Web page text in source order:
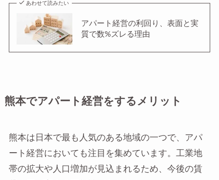
あわせて読みたい
アパート経営の利回り、表面と実
質で数%ズレる理由
熊本でアパート経営をするメリット
熊本は日本で最も人気のある地域の一つで、アパ
ート経営においても注目を集めています。工業地
帯の拡大や人口増加が見込まれるため、今後の賃